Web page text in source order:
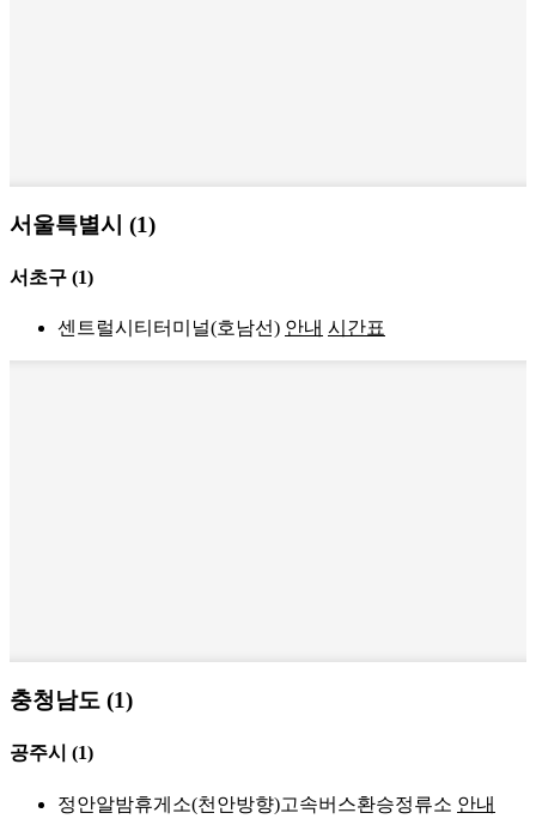
서울특별시 (1)
서초구 (1)
센트럴시티터미널(호남선) 안내 시간표
충청남도 (1)
공주시 (1)
정안알밤휴게소(천안방향)고속버스환승정류소 안내